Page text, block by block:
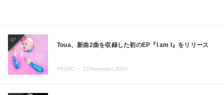
07
Toua、新曲2曲を収録した初のEP『I am I』をリリース
MUSIC ・ 13.November.2024